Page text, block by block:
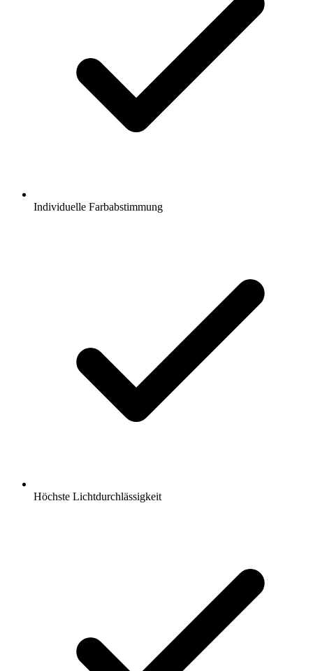
Individuelle Farbabstimmung
Höchste Lichtdurchlässigkeit